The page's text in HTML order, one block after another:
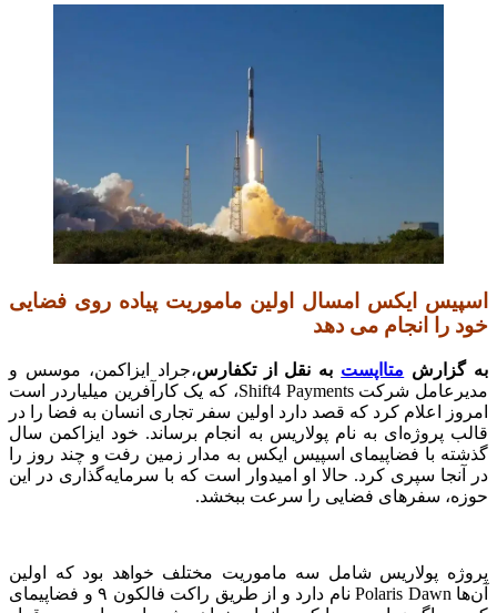
اسپیس ایکس امسال اولین ماموریت پیاده روی فضایی
خود را انجام می دهد
به گزارش متااپست به نقل از تکفارس،جراد ایزاکمن، موسس و
مدیرعامل شرکت Shift4 Payments، که یک کارآفرین میلیاردر است
امروز اعلام کرد که قصد دارد اولین سفر تجاری انسان به فضا را در
قالب پروژه‌ای به نام پولاریس به انجام برساند‌. خود ایزاکمن سال
گذشته با فضاپیمای اسپیس ایکس به مدار زمین رفت و چند روز را
در آنجا سپری کرد. حالا او امیدوار است که با سرمایه‌گذاری در این
حوزه، سفرهای فضایی را سرعت ببخشد.
پروژه پولاریس شامل سه ماموریت مختلف خواهد بود که اولین
آن‌ها Polaris Dawn نام دارد و از طریق راکت فالکون ۹ و فضاپیمای